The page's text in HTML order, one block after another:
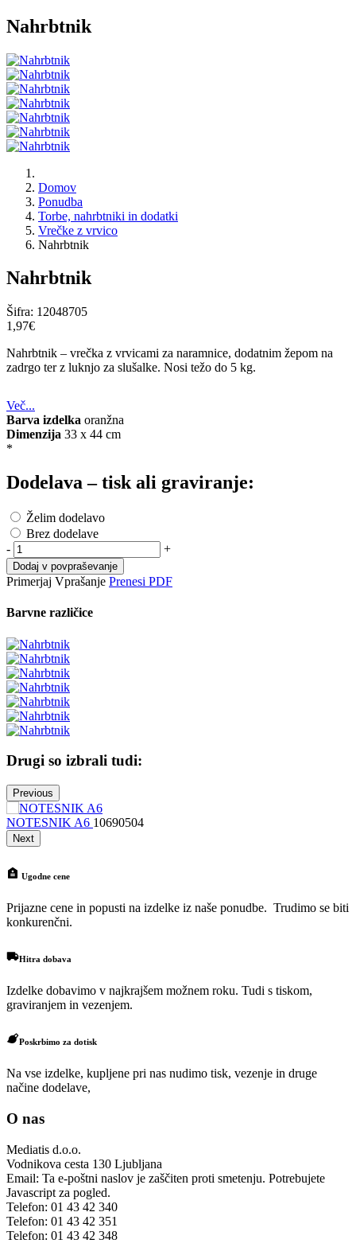
Nahrbtnik
Domov
Ponudba
Torbe, nahrbtniki in dodatki
Vrečke z vrvico
Nahrbtnik
Nahrbtnik
Šifra: 12048705
1,97‎€
Nahrbtnik – vrečka z vrvicami za naramnice, dodatnim žepom na
zadrgo ter z luknjo za slušalke. Nosi težo do 5 kg.
Več...
Barva izdelka oranžna
Dimenzija 33 x 44 cm
*
Dodelava – tisk ali graviranje:
Želim dodelavo
Brez dodelave
-
+
Dodaj v povpraševanje
Primerjaj Vprašanje Prenesi PDF
Barvne različice
Drugi so izbrali tudi:
Previous
NOTESNIK A6 10690504
Next
Ugodne cene
Prijazne cene in popusti na izdelke iz naše ponudbe. Trudimo se biti
konkurenčni.
Hitra dobava
Izdelke dobavimo v najkrajšem možnem roku. Tudi s tiskom,
graviranjem in vezenjem.
Poskrbimo za dotisk
Na vse izdelke, kupljene pri nas nudimo tisk, vezenje in druge
načine dodelave,
O nas
Mediatis d.o.o.
Vodnikova cesta 130 Ljubljana
Email: Ta e-poštni naslov je zaščiten proti smetenju. Potrebujete
Javascript za pogled.
Telefon: 01 43 42 340
Telefon: 01 43 42 351
Telefon: 01 43 42 348